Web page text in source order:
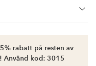
rabatt på resten av
Använd kod: 3015